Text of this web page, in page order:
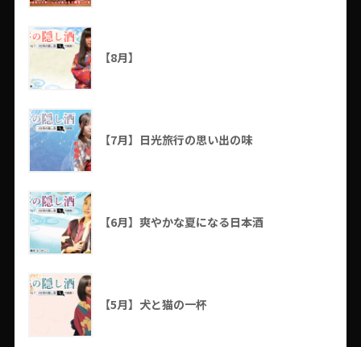
【8月】
【7月】日光旅行の思い出の味
【6月】爽やかな夏になる日本酒
【5月】犬と猫の一杯